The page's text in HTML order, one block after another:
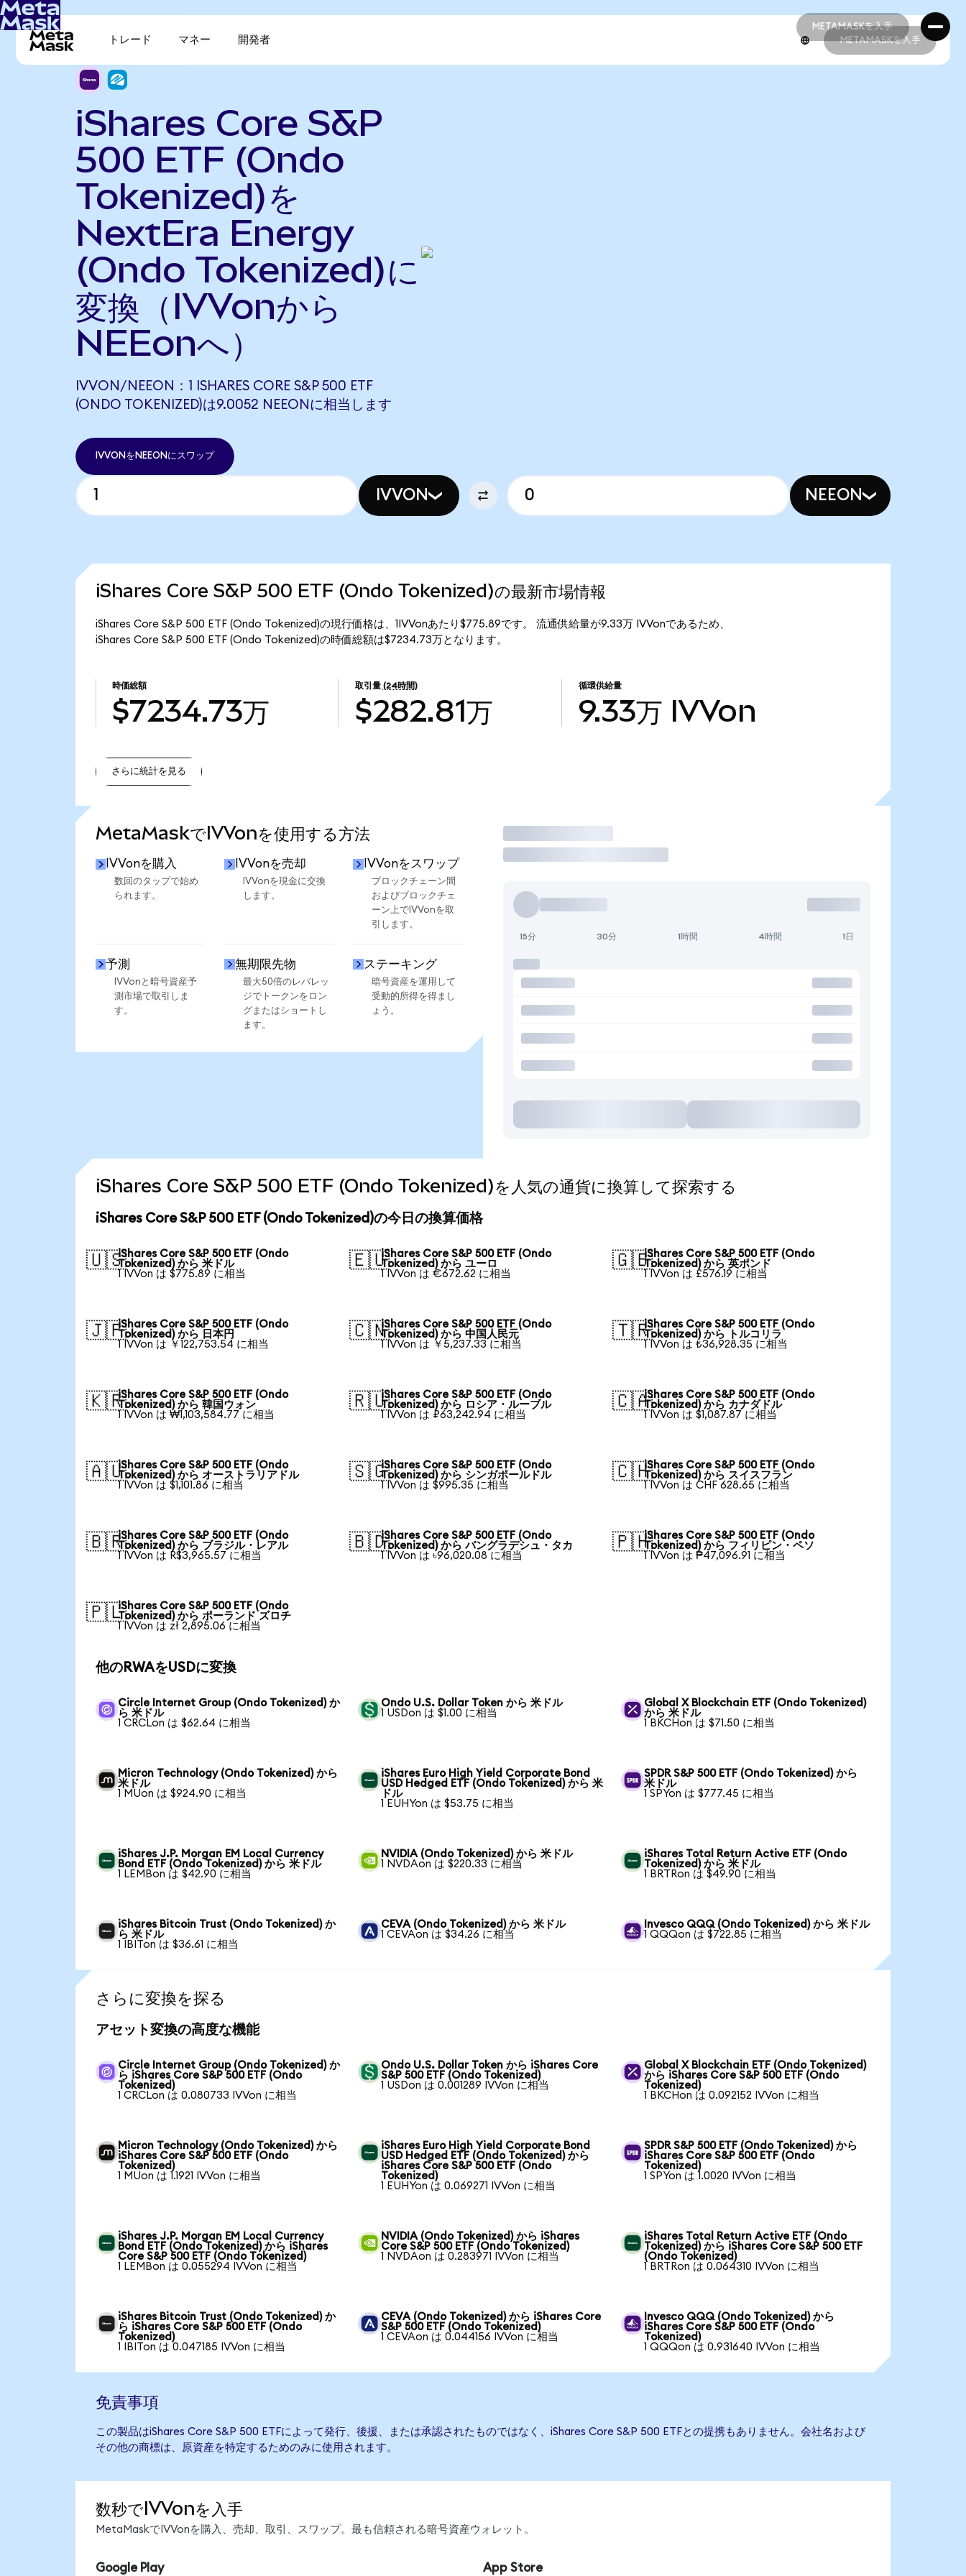
METAMASKを入手
METAMASKを入手
トレード マネー 開発者 METAMASKを入手
iShares Core S&P
500 ETF (Ondo
Tokenized)を
NextEra Energy
(Ondo Tokenized)に
変換（IVVonから
NEEonへ）
IVVON/NEEON：1 ISHARES CORE S&P 500 ETF
(ONDO TOKENIZED)は9.0052 NEEONに相当します
IVVONをNEEONにスワップ
IVVON NEEON
iShares Core S&P 500 ETF (Ondo Tokenized)の最新市場情報
iShares Core S&P 500 ETF (Ondo Tokenized)の現行価格は、1IVVonあたり$775.89です。 流通供給量が9.33万 IVVonであるため、
iShares Core S&P 500 ETF (Ondo Tokenized)の時価総額は$7234.73万となります。
時価総額
$7234.73万
取引量 (24時間)
$282.81万
循環供給量
9.33万 IVVon
さらに統計を見る
MetaMaskでIVVonを使用する方法
IVVonを購入
数回のタップで始め
られます。
IVVonを売却
IVVonを現金に交換
します。
IVVonをスワップ
ブロックチェーン間
およびブロックチェ
ーン上でIVVonを取
引します。
予測
IVVonと暗号資産予
測市場で取引しま
す。
無期限先物
最大50倍のレバレッ
ジでトークンをロン
グまたはショートし
ます。
ステーキング
暗号資産を運用して
受動的所得を得まし
ょう。
取引
15分 30分 1時間 4時間 1日
iShares Core S&P 500 ETF (Ondo Tokenized)を人気の通貨に換算して探索する
iShares Core S&P 500 ETF (Ondo Tokenized)の今日の換算価格
🇺🇸iShares Core S&P 500 ETF (Ondo
Tokenized) から 米ドル
1 IVVon は $775.89 に相当
🇪🇺iShares Core S&P 500 ETF (Ondo
Tokenized) から ユーロ
1 IVVon は €672.62 に相当
🇬🇧iShares Core S&P 500 ETF (Ondo
Tokenized) から 英ポンド
1 IVVon は £576.19 に相当
🇯🇵iShares Core S&P 500 ETF (Ondo
Tokenized) から 日本円
1 IVVon は ￥122,753.54 に相当
🇨🇳iShares Core S&P 500 ETF (Ondo
Tokenized) から 中国人民元
1 IVVon は ￥5,237.33 に相当
🇹🇷iShares Core S&P 500 ETF (Ondo
Tokenized) から トルコリラ
1 IVVon は ₺36,928.35 に相当
🇰🇷iShares Core S&P 500 ETF (Ondo
Tokenized) から 韓国ウォン
1 IVVon は ₩1,103,584.77 に相当
🇷🇺iShares Core S&P 500 ETF (Ondo
Tokenized) から ロシア・ルーブル
1 IVVon は ₽63,242.94 に相当
🇨🇦iShares Core S&P 500 ETF (Ondo
Tokenized) から カナダドル
1 IVVon は $1,087.87 に相当
🇦🇺iShares Core S&P 500 ETF (Ondo
Tokenized) から オーストラリアドル
1 IVVon は $1,101.86 に相当
🇸🇬iShares Core S&P 500 ETF (Ondo
Tokenized) から シンガポールドル
1 IVVon は $995.35 に相当
🇨🇭iShares Core S&P 500 ETF (Ondo
Tokenized) から スイスフラン
1 IVVon は CHF 628.65 に相当
🇧🇷iShares Core S&P 500 ETF (Ondo
Tokenized) から ブラジル・レアル
1 IVVon は R$3,965.57 に相当
🇧🇩iShares Core S&P 500 ETF (Ondo
Tokenized) から バングラデシュ・タカ
1 IVVon は ৳96,020.08 に相当
🇵🇭iShares Core S&P 500 ETF (Ondo
Tokenized) から フィリピン・ペソ
1 IVVon は ₱47,096.91 に相当
🇵🇱iShares Core S&P 500 ETF (Ondo
Tokenized) から ポーランド ズロチ
1 IVVon は zł 2,895.06 に相当
他のRWAをUSDに変換
Circle Internet Group (Ondo Tokenized) か
ら 米ドル
1 CRCLon は $62.64 に相当
Ondo U.S. Dollar Token から 米ドル
1 USDon は $1.00 に相当
Global X Blockchain ETF (Ondo Tokenized)
から 米ドル
1 BKCHon は $71.50 に相当
Micron Technology (Ondo Tokenized) から
米ドル
1 MUon は $924.90 に相当
iShares Euro High Yield Corporate Bond
USD Hedged ETF (Ondo Tokenized) から 米
ドル
1 EUHYon は $53.75 に相当
SPDR S&P 500 ETF (Ondo Tokenized) から
米ドル
1 SPYon は $777.45 に相当
iShares J.P. Morgan EM Local Currency
Bond ETF (Ondo Tokenized) から 米ドル
1 LEMBon は $42.90 に相当
NVIDIA (Ondo Tokenized) から 米ドル
1 NVDAon は $220.33 に相当
iShares Total Return Active ETF (Ondo
Tokenized) から 米ドル
1 BRTRon は $49.90 に相当
iShares Bitcoin Trust (Ondo Tokenized) か
ら 米ドル
1 IBITon は $36.61 に相当
CEVA (Ondo Tokenized) から 米ドル
1 CEVAon は $34.26 に相当
Invesco QQQ (Ondo Tokenized) から 米ドル
1 QQQon は $722.85 に相当
さらに変換を探る
アセット変換の高度な機能
Circle Internet Group (Ondo Tokenized) か
ら iShares Core S&P 500 ETF (Ondo
Tokenized)
1 CRCLon は 0.080733 IVVon に相当
Ondo U.S. Dollar Token から iShares Core
S&P 500 ETF (Ondo Tokenized)
1 USDon は 0.001289 IVVon に相当
Global X Blockchain ETF (Ondo Tokenized)
から iShares Core S&P 500 ETF (Ondo
Tokenized)
1 BKCHon は 0.092152 IVVon に相当
Micron Technology (Ondo Tokenized) から
iShares Core S&P 500 ETF (Ondo
Tokenized)
1 MUon は 1.1921 IVVon に相当
iShares Euro High Yield Corporate Bond
USD Hedged ETF (Ondo Tokenized) から
iShares Core S&P 500 ETF (Ondo
Tokenized)
1 EUHYon は 0.069271 IVVon に相当
SPDR S&P 500 ETF (Ondo Tokenized) から
iShares Core S&P 500 ETF (Ondo
Tokenized)
1 SPYon は 1.0020 IVVon に相当
iShares J.P. Morgan EM Local Currency
Bond ETF (Ondo Tokenized) から iShares
Core S&P 500 ETF (Ondo Tokenized)
1 LEMBon は 0.055294 IVVon に相当
NVIDIA (Ondo Tokenized) から iShares
Core S&P 500 ETF (Ondo Tokenized)
1 NVDAon は 0.283971 IVVon に相当
iShares Total Return Active ETF (Ondo
Tokenized) から iShares Core S&P 500 ETF
(Ondo Tokenized)
1 BRTRon は 0.064310 IVVon に相当
iShares Bitcoin Trust (Ondo Tokenized) か
ら iShares Core S&P 500 ETF (Ondo
Tokenized)
1 IBITon は 0.047185 IVVon に相当
CEVA (Ondo Tokenized) から iShares Core
S&P 500 ETF (Ondo Tokenized)
1 CEVAon は 0.044156 IVVon に相当
Invesco QQQ (Ondo Tokenized) から
iShares Core S&P 500 ETF (Ondo
Tokenized)
1 QQQon は 0.931640 IVVon に相当
免責事項
この製品はiShares Core S&P 500 ETFによって発行、後援、または承認されたものではなく、iShares Core S&P 500 ETFとの提携もありません。会社名および
その他の商標は、原資産を特定するためのみに使用されます。
数秒でIVVonを入手
MetaMaskでIVVonを購入、売却、取引、スワップ。最も信頼される暗号資産ウォレット。
Google Play App Store